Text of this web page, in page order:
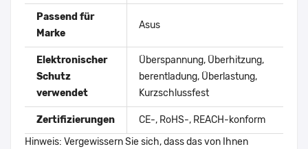
Passend für
Marke
Asus
Elektronischer
Schutz
verwendet
Überspannung, Überhitzung,
berentladung, Überlastung,
Kurzschlussfest
Zertifizierungen
CE-, RoHS-, REACH-konform
Hinweis: Vergewissern Sie sich, dass das von Ihnen